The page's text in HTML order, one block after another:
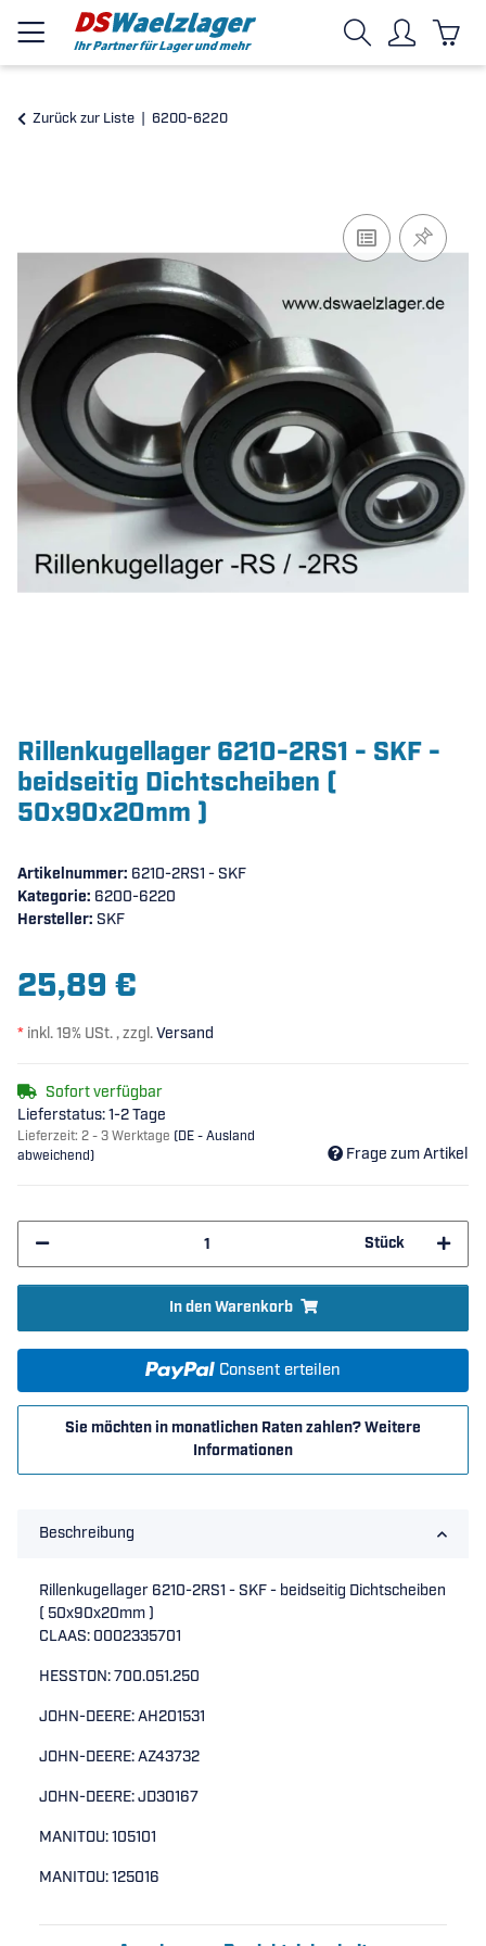
Zurück zur Liste 6200-6220
Rillenkugellager 6210-2RS1 - SKF -
beidseitig Dichtscheiben (
50x90x20mm )
Artikelnummer: 6210-2RS1 - SKF
Kategorie: 6200-6220
Hersteller: SKF
25,89 €
* inkl. 19% USt. , zzgl.Versand
Sofort verfügbar
Lieferstatus: 1-2 Tage
Lieferzeit: 2 - 3 Werktage (DE - Ausland
abweichend)
Frage zum Artikel
Stück
In den Warenkorb
Consent erteilen
Sie möchten in monatlichen Raten zahlen?Weitere
Informationen
Beschreibung
Rillenkugellager 6210-2RS1 - SKF - beidseitig Dichtscheiben
( 50x90x20mm )
CLAAS: 0002335701
HESSTON: 700.051.250
JOHN-DEERE: AH201531
JOHN-DEERE: AZ43732
JOHN-DEERE: JD30167
MANITOU: 105101
MANITOU: 125016